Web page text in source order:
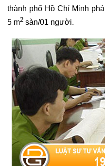
thành phố Hồ Chí Minh
5 m2 sàn/01 người.